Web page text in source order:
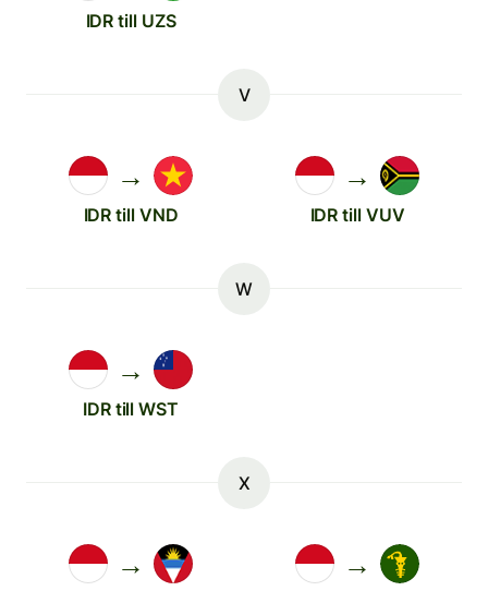
IDR till UZS
V
→
IDR till VND
→
IDR till VUV
W
→
IDR till WST
X
→ →